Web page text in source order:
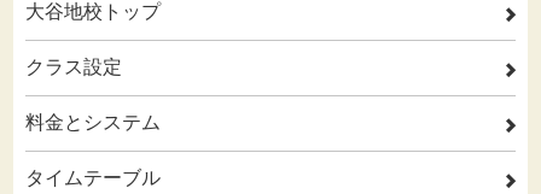
大谷地校トップ 2
クラス設定 2
料金とシステム 2
タイムテーブル 2